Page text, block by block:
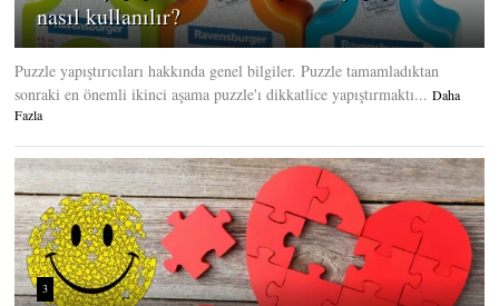
nasıl kullanılır?
Puzzle yapıştırıcıları hakkında genel bilgiler. Puzzle tamamladıktan
sonraki en önemli ikinci aşama puzzle'ı dikkatlice yapıştırmaktı... Daha
Fazla
3